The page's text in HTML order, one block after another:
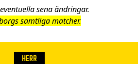
sena ändringar.
samtliga matcher.
HERR